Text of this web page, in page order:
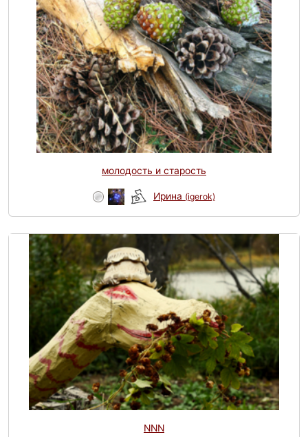
молодость и старость
Ирина (igerok)
NNN